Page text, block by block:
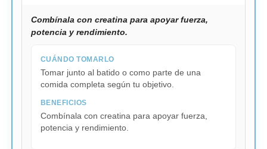
Combínala con creatina para apoyar fuerza,
potencia y rendimiento.
CUÁNDO TOMARLO
Tomar junto al batido o como parte de una
comida completa según tu objetivo.
BENEFICIOS
Combínala con creatina para apoyar fuerza,
potencia y rendimiento.